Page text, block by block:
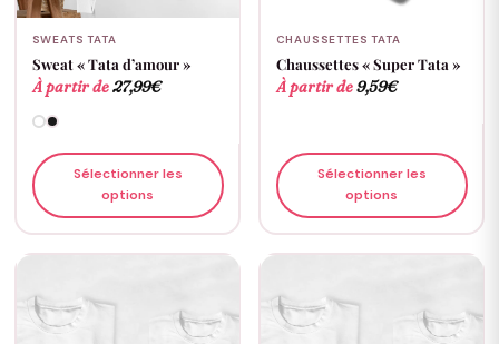
SWEATS TATA
Sweat « Tata d’amour »
À partir de27,99€
Sélectionner les
options
CHAUSSETTES TATA
Chaussettes « Super Tata »
À partir de9,59€
Sélectionner les
options